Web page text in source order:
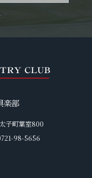
楽部
子町葉室800
98-5656